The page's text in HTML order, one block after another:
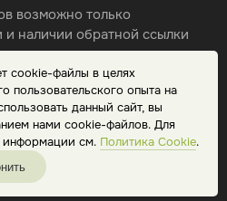
cookie-файлы в целях
пользовательского опыта на
данный сайт, вы
нами cookie-файлов. Для
информации см. Политика Cookie.
возможно только
наличии обратной ссылки
данных